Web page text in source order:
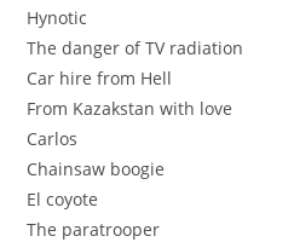
Hynotic
The danger of TV radiation
Car hire from Hell
From Kazakstan with love
Carlos
Chainsaw boogie
El coyote
The paratrooper